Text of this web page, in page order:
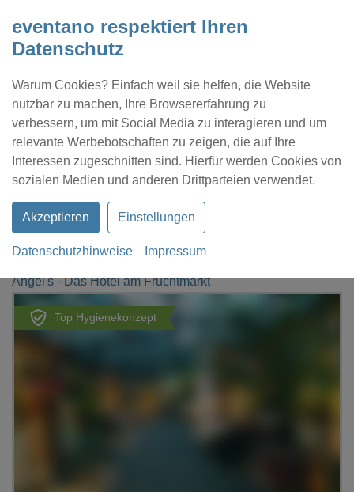
eventano respektiert Ihren
Datenschutz
Warum Cookies? Einfach weil sie helfen, die Website
nutzbar zu machen, Ihre Browsererfahrung zu
verbessern, um mit Social Media zu interagieren und um
relevante Werbebotschaften zu zeigen, die auf Ihre
Interessen zugeschnitten sind. Hierfür werden Cookies von
sozialen Medien und anderen Drittparteien verwendet.
Akzeptieren Einstellungen
Datenschutzhinweise Impressum
Kontakt Location eintragen Profil
Sankt Wendel
Angel's - Das Hotel am Fruchtmarkt
Top Hygienekonzept